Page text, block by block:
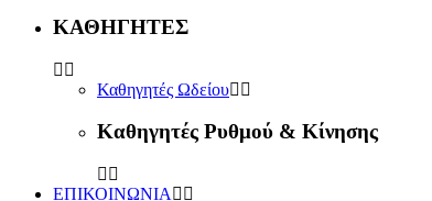
ΚΑΘΗΓΗΤΕΣ
Καθηγητές Ωδείου
Καθηγητές Ρυθμού & Κίνησης
ΕΠΙΚΟΙΝΩΝΙΑ